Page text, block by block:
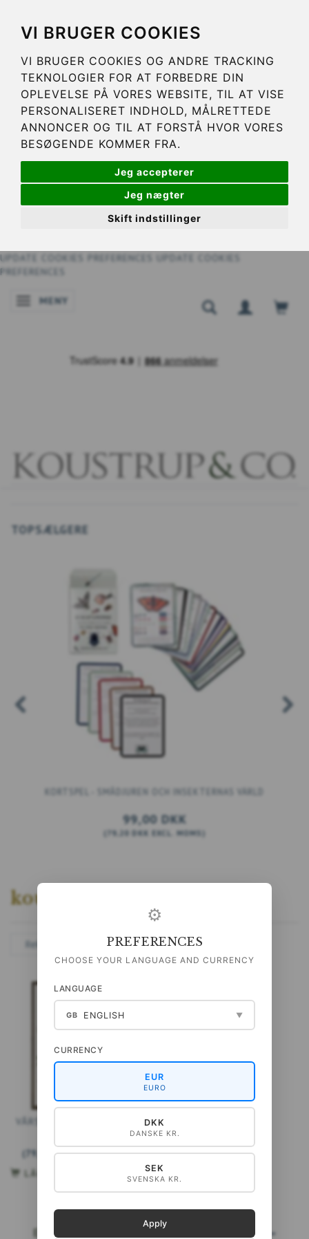
VI BRUGER COOKIES
VI BRUGER COOKIES OG ANDRE TRACKING
TEKNOLOGIER FOR AT FORBEDRE DIN
OPLEVELSE PÅ VORES WEBSITE, TIL AT VISE
PERSONALISERET INDHOLD, MÅLRETTEDE
ANNONCER OG TIL AT FORSTÅ HVOR VORES
BESØGENDE KOMMER FRA.
Jeg accepterer
Jeg nægter
Skift indstillinger
UPDATE COOKIES PREFERENCES
UPDATE COOKIES
PREFERENCES
ÄNDRA NAVIGERING
MENY
TOPSÆLGERE
KORTSPEL - SMÅDJUREN OCH INSEKTERNAS VÄRLD
99,00 DKK
79,20 DKK EXCL. MOMS
koustrupco
VÅRSKOGEN - AFFISCH A2
79,20 DKKEXCL. MOMS)
LÄGG TILL VARUKORGEN
LÄS MERA…
ERBJUDANDEN:
⚙
PREFERENCES
CHOOSE YOUR LANGUAGE AND CURRENCY
LANGUAGE
GB ENGLISH ▼
CURRENCY
EUR
EURO
DKK
DANSKE KR.
SEK
SVENSKA KR.
Apply